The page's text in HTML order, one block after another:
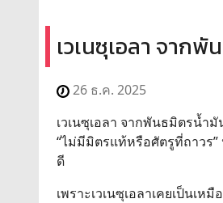
เวเนซุเอลา จาก
26 ธ.ค. 2025
เวเนซุเอลา จากพันธมิตรน้ำ
“ไม่มีมิตรแท้หรือศัตรูที่ถาวร
ดี
เพราะเวเนซุเอลาเคยเป็น